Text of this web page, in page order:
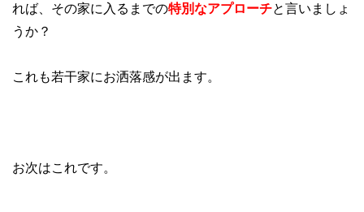
れば、その家に入るまでの特別なアプローチと言いましょ
うか？
これも若干家にお洒落感が出ます。
お次はこれです。